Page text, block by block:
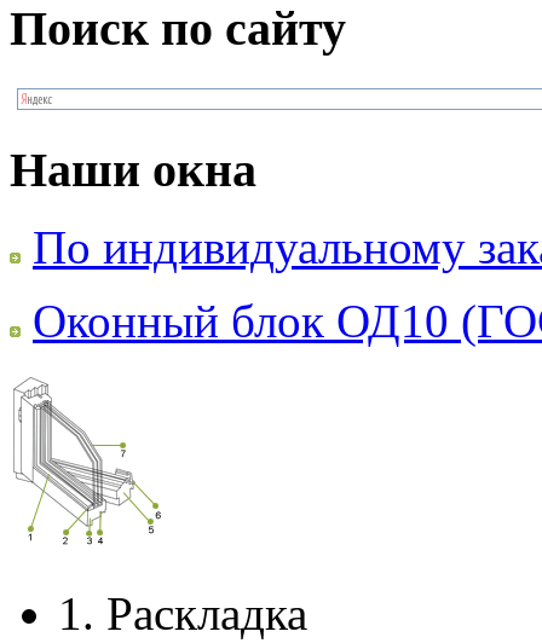
Поиск по сайту
Наши окна
По индивидуальному
Оконный блок ОД10
1. Раскладка